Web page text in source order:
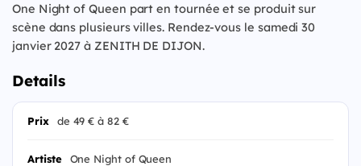
One Night of Queen part en tournée et se produit sur
scène dans plusieurs villes. Rendez-vous le samedi 30
janvier 2027 à ZENITH DE DIJON.
Details
Prix de 49 € à 82 €
Artiste One Night of Queen